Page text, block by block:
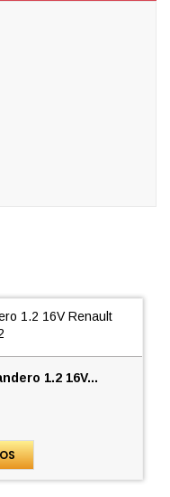
1.2 16V...